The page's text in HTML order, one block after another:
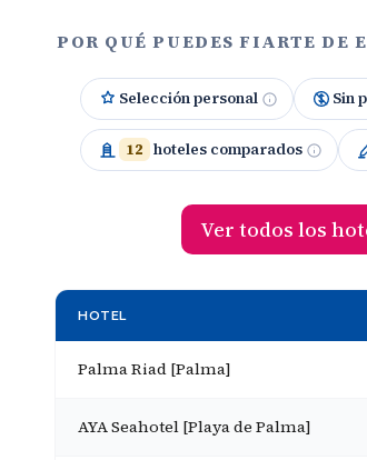
POR QUÉ PUEDES FIARTE DE
Selección personal Sin
12 hoteles comparados
Ver todos los
HOTEL
Palma Riad [Palma]
AYA Seahotel [Playa de Palma]